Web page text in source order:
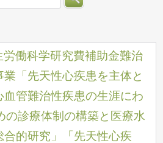
働科学研究費補助金難治
「先天性心疾患を主体と
管難治性疾患の生涯にわ
の診療体制の構築と医療水
的研究」「先天性心疾